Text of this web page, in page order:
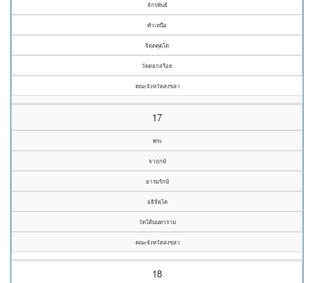
จักรพันธ์
คำเหนือ
จิตฺตคุตฺโต
วัดดอกสร้อย
คณะจังหวัดสงขลา
17
พระ
จาฤกษ์
อารมรักษ์
อธิจิตฺโต
วัดโต้นนทาราม
คณะจังหวัดสงขลา
18